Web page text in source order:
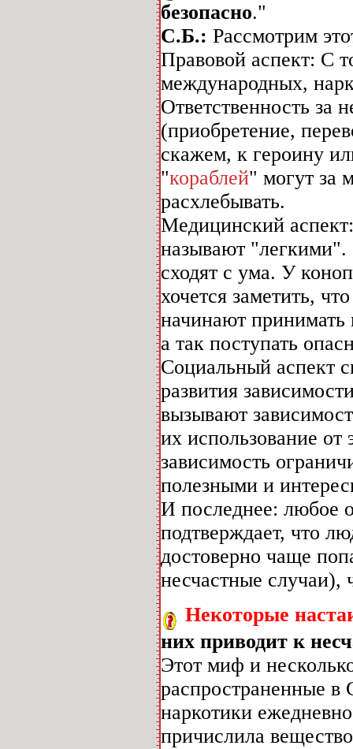
безопасно."
С.Б.: Рассмотрим
Правовой аспект: С
международных,
Ответственность за
(приобретение,
скажем, к героину
"кораблей" могут за
расхлебывать.
Медицинский
называют
сходят с ума. У
хочется заметить,
начинают принимать
а так поступать
Социальный аспект
развития
вызывают
их использование от
зависимость
полезными и
И последнее: любое
подтверждает, что
достоверно чаще
несчастные случаи),
Некоторые
них приводит к
Этот миф и
распространенные в
наркотики
причислила